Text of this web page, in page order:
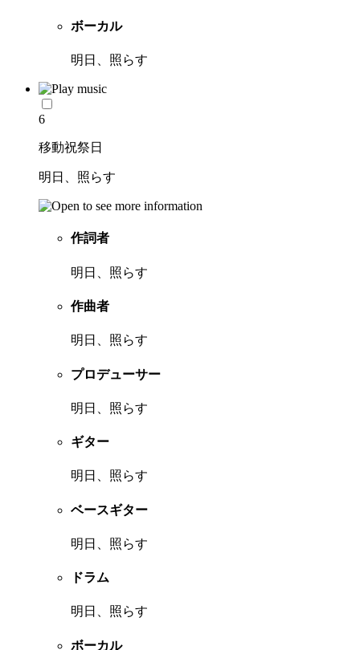
ボーカル
明日、照らす
6
移動祝祭日
明日、照らす
作詞者
明日、照らす
作曲者
明日、照らす
プロデューサー
明日、照らす
ギター
明日、照らす
ベースギター
明日、照らす
ドラム
明日、照らす
ボーカル